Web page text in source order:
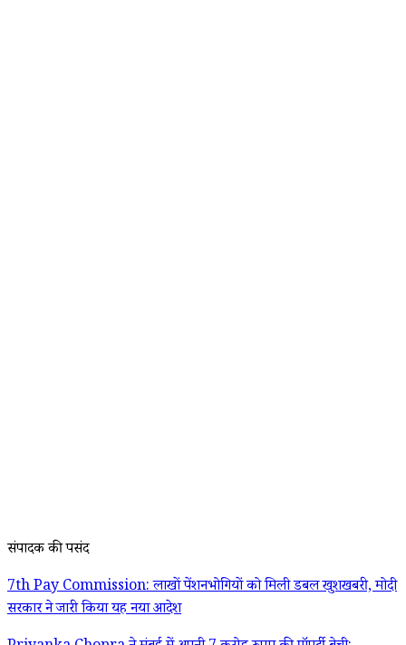
संपादक की पसंद
7th Pay Commission: लाखों पेंशनभोगियों को मिली डबल खुशखबरी, मोदी
सरकार ने जारी किया यह नया आदेश